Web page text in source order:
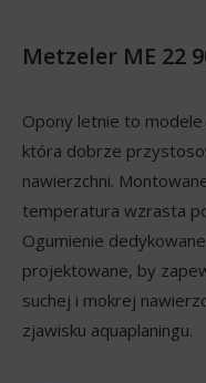
Metzeler ME 22
Opony letnie to
która dobrze
nawierzchni.
temperatura wzrasta
Ogumienie
projektowane, by
suchej i mokrej
zjawisku aquaplaningu.